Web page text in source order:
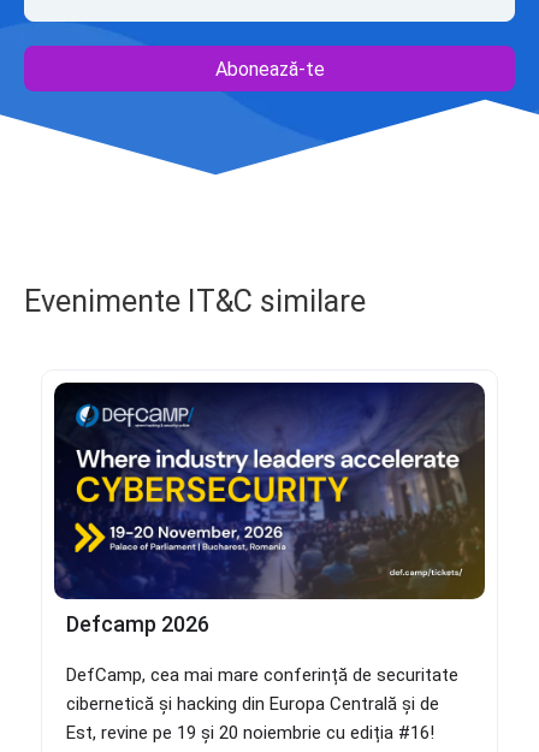
Abonează-te
Evenimente IT&C similare
Defcamp 2026
DefCamp, cea mai mare conferință de securitate
cibernetică și hacking din Europa Centrală și de
Est, revine pe 19 și 20 noiembrie cu ediția #16!